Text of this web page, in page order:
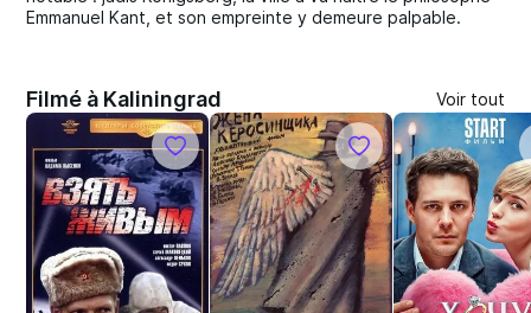
Emmanuel Kant, et son empreinte y demeure palpable.
Filmé à Kaliningrad Voir tout